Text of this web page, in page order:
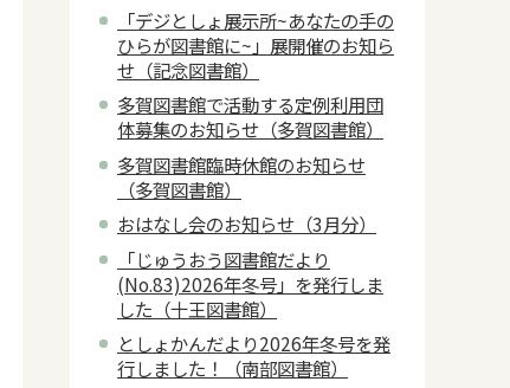
「デジとしょ展示所~あなたの手の
ひらが図書館に~」展開催のお知ら
せ（記念図書館）
多賀図書館で活動する定例利用団
体募集のお知らせ（多賀図書館）
多賀図書館臨時休館のお知らせ
（多賀図書館）
おはなし会のお知らせ（3月分）
「じゅうおう図書館だより
(No.83)2026年冬号」を発行しま
した（十王図書館）
としょかんだより2026年冬号を発
行しました！（南部図書館）